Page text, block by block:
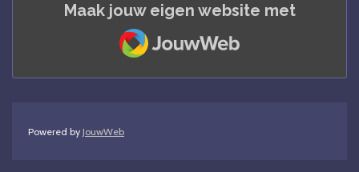
Maak jouw eigen website met
JouwWeb
Powered by JouwWeb